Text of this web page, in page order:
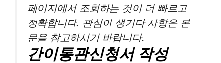
페이지에서 조회하는 것이 더 빠르고
정확합니다. 관심이 생기다 사항은 본
문을 참고하시기 바랍니다.
간이통관신청서 작성